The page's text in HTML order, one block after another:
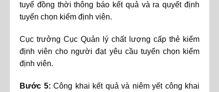
tuyể đồng thời thông báo kết quả và ra quyết định
tuyển chọn kiểm định viên.
Cục trưởng Cục Quản lý chất lượng cấp thẻ kiểm
định viên cho người đạt yêu cầu tuyển chọn kiểm
định viên.
Bước 5: Công khai kết quả và niêm yết công khai